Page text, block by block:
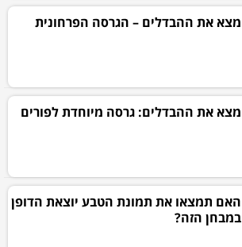
מצא את ההבדלים – הגרסה הפרחונית
מצא את ההבדלים: גרסה מיוחדת לפורים
האם תמצאו את תמונת הטבע יוצאת הדופן
במבחן הזה?